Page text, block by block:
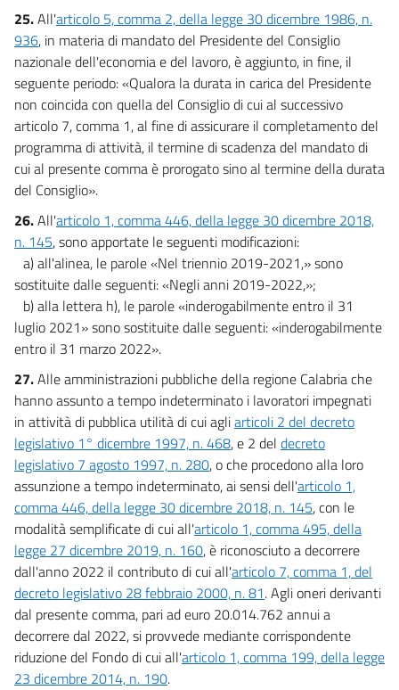
25.All'articolo 5, comma 2, della legge 30 dicembre 1986, n.
936, in materia di mandato del Presidente del Consiglio
nazionale dell'economia e del lavoro, è aggiunto, in fine, il
seguente periodo: «Qualora la durata in carica del Presidente
non coincida con quella del Consiglio di cui al successivo
articolo 7, comma 1, al fine di assicurare il completamento del
programma di attività, il termine di scadenza del mandato di
cui al presente comma è prorogato sino al termine della durata
del Consiglio».
26.All'articolo 1, comma 446, della legge 30 dicembre 2018,
n. 145, sono apportate le seguenti modificazioni:
a) all'alinea, le parole «Nel triennio 2019-2021,» sono
sostituite dalle seguenti: «Negli anni 2019-2022,»;
b) alla lettera h), le parole «inderogabilmente entro il 31
luglio 2021» sono sostituite dalle seguenti: «inderogabilmente
entro il 31 marzo 2022».
27.Alle amministrazioni pubbliche della regione Calabria che
hanno assunto a tempo indeterminato i lavoratori impegnati
in attività di pubblica utilità di cui agliarticoli 2 del decreto
legislativo 1° dicembre 1997, n. 468, e 2 del decreto
legislativo 7 agosto 1997, n. 280, o che procedono alla loro
assunzione a tempo indeterminato, ai sensi dell'articolo 1,
comma 446, della legge 30 dicembre 2018, n. 145, con le
modalità semplificate di cui all'articolo 1, comma 495, della
legge 27 dicembre 2019, n. 160, è riconosciuto a decorrere
dall'anno 2022 il contributo di cui all'articolo 7, comma 1, del
decreto legislativo 28 febbraio 2000, n. 81. Agli oneri derivanti
dal presente comma, pari ad euro 20.014.762 annui a
decorrere dal 2022, si provvede mediante corrispondente
riduzione del Fondo di cui all'articolo 1, comma 199, della legge
23 dicembre 2014, n. 190.